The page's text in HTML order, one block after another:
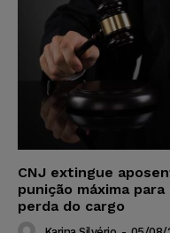
CNJ extingue
punição máxima
perda do cargo